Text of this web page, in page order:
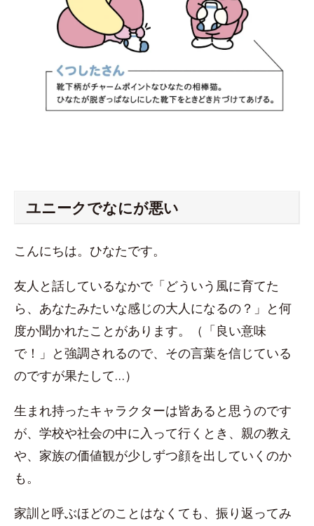
ユニークでなにが悪い
こんにちは。ひなたです。
友人と話しているなかで「どういう風に育てた
ら、あなたみたいな感じの大人になるの？」と何
度か聞かれたことがあります。（「良い意味
で！」と強調されるので、その言葉を信じている
のですが果たして…）
生まれ持ったキャラクターは皆あると思うのです
が、学校や社会の中に入って行くとき、親の教え
や、家族の価値観が少しずつ顔を出していくのか
も。
家訓と呼ぶほどのことはなくても、振り返ってみ